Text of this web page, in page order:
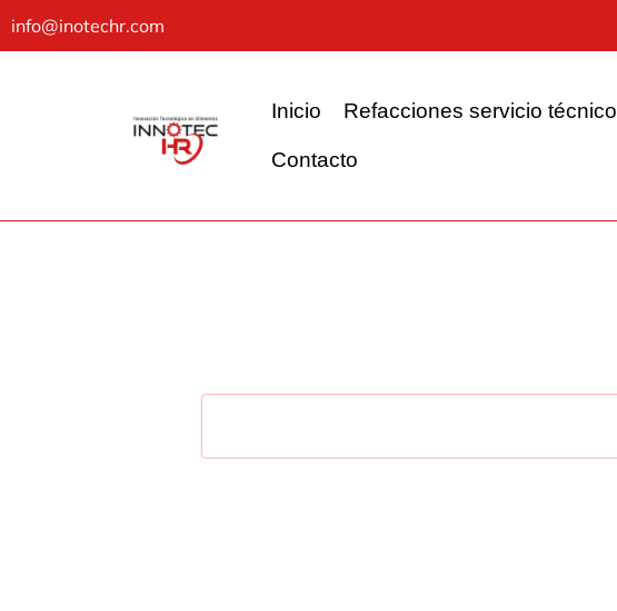
info@inotechr.com
Inicio Refacciones servicio técnico
Contacto